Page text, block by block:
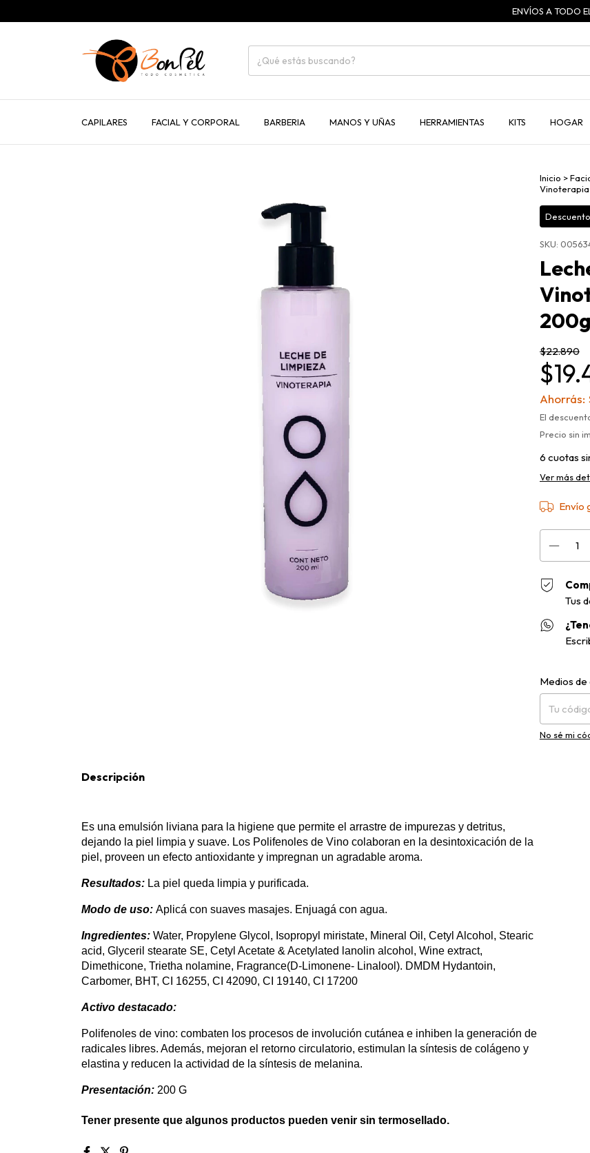
ENVÍOS A TODO EL
CAPILARES FACIAL Y CORPORAL BARBERIA MANOS Y UÑAS HERRAMIENTAS KITS HOGAR
Inicio >
SKU:
$22.890
Ahorrás:
El
Precio sin
6 cuotas
Ver más
Envío
Tus
Entregas
Medios de
No sé mi
Descripción
Es una emulsión liviana para la higiene que permite el arrastre de impurezas y detritus,
dejando la piel limpia y suave. Los Polifenoles de Vino colaboran en la desintoxicación de la
piel, proveen un efecto antioxidante y impregnan un agradable aroma.
Resultados: La piel queda limpia y purificada.
Modo de uso: Aplicá con suaves masajes. Enjuagá con agua.
Ingredientes: Water, Propylene Glycol, Isopropyl miristate, Mineral Oil, Cetyl Alcohol, Stearic
acid, Glyceril stearate SE, Cetyl Acetate & Acetylated lanolin alcohol, Wine extract,
Dimethicone, Trietha nolamine, Fragrance(D-Limonene- Linalool). DMDM Hydantoin,
Carbomer, BHT, CI 16255, CI 42090, CI 19140, CI 17200
Activo destacado:
Polifenoles de vino: combaten los procesos de involución cutánea e inhiben la generación de
radicales libres. Además, mejoran el retorno circulatorio, estimulan la síntesis de colágeno y
elastina y reducen la actividad de la síntesis de melanina.
Presentación: 200 G
Tener presente que algunos productos pueden venir sin termosellado.